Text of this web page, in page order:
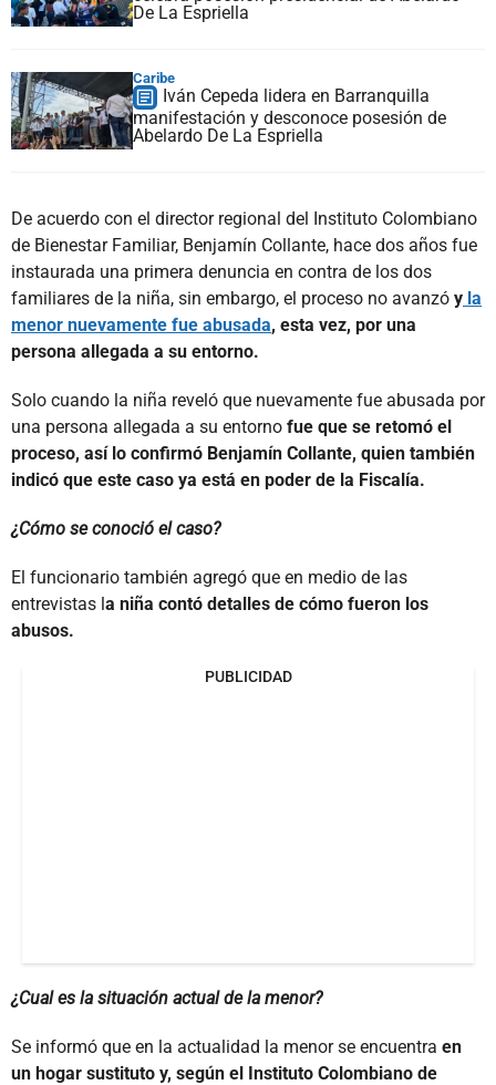
De La Espriella
Caribe
Iván Cepeda lidera en Barranquilla
manifestación y desconoce posesión de
Abelardo De La Espriella
De acuerdo con el director regional del Instituto Colombiano
de Bienestar Familiar, Benjamín Collante, hace dos años fue
instaurada una primera denuncia en contra de los dos
familiares de la niña, sin embargo, el proceso no avanzó y la
menor nuevamente fue abusada, esta vez, por una
persona allegada a su entorno.
Solo cuando la niña reveló que nuevamente fue abusada por
una persona allegada a su entorno fue que se retomó el
proceso, así lo confirmó Benjamín Collante, quien también
indicó que este caso ya está en poder de la Fiscalía.
¿Cómo se conoció el caso?
El funcionario también agregó que en medio de las
entrevistas la niña contó detalles de cómo fueron los
abusos.
PUBLICIDAD
¿Cual es la situación actual de la menor?
Se informó que en la actualidad la menor se encuentra en
un hogar sustituto y, según el Instituto Colombiano de